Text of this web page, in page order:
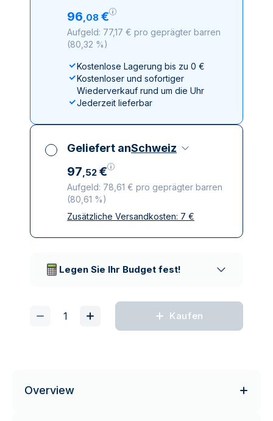
96,08 €
Aufgeld: 77,17 € pro geprägter barren
(80,32 %)
Kostenlose Lagerung bis zu 0 €
Kostenloser und sofortiger
Wiederverkauf rund um die Uhr
Jederzeit lieferbar
Geliefert anSchweiz
97,52 €
Aufgeld: 78,61 € pro geprägter barren
(80,61 %)
Alle Steuern inbegriffen
Zusätzliche Versandkosten: 7 €
Legen Sie Ihr Budget fest!
Kaufen
Overview